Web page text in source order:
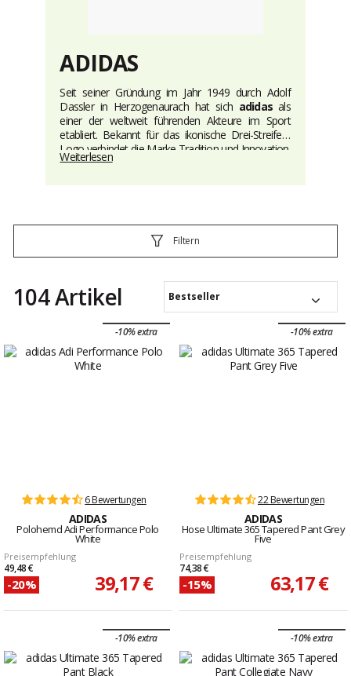
ADIDAS
Seit seiner Gründung im Jahr 1949 durch Adolf
Dassler in Herzogenaurach hat sich adidas als
einer der weltweit führenden Akteure im Sport
etabliert. Bekannt für das ikonische Drei-Streifen-
Logo verbindet die Marke Tradition und Innovation.
Im Golfsport überzeugt adidas mit Produkten, die
Bewegungsfreiheit auf dem Platz sowie
für wirksamen Sonnenschutz. Ob
leistungsorientierte(r) Einsteiger(in) oder
bietet ein rundum stimmiges Golferlebnis.
Weiterlesen
Filtern
104 Artikel Bestseller
-10% extra
6 Bewertungen
ADIDAS
Polohemd Adi Performance Polo
White
Preisempfehlung
49,48 €
-20% 39,17 €
-10% extra
22 Bewertungen
ADIDAS
Hose Ultimate 365 Tapered Pant Grey
Five
Preisempfehlung
74,38 €
-15% 63,17 €
-10% extra -10% extra